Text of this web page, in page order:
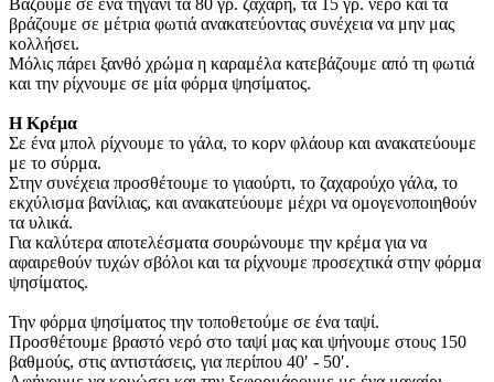
βράζουμε σε μέτρια φωτιά ανακατεύοντας συνέχεια να μην μας
κολλήσει.
Μόλις πάρει ξανθό χρώμα η καραμέλα κατεβάζουμε από τη φωτιά
και την ρίχνουμε σε μία φόρμα ψησίματος.
Η Κρέμα
Σε ένα μπολ ρίχνουμε το γάλα, το κορν φλάουρ και ανακατεύουμε
με το σύρμα.
Στην συνέχεια προσθέτουμε το γιαούρτι, το ζαχαρούχο γάλα, το
εκχύλισμα βανίλιας, και ανακατεύουμε μέχρι να ομογενοποιηθούν
τα υλικά.
Για καλύτερα αποτελέσματα σουρώνουμε την κρέμα για να
αφαιρεθούν τυχών σβόλοι και τα ρίχνουμε προσεχτικά στην φόρμα
ψησίματος.
Την φόρμα ψησίματος την τοποθετούμε σε ένα ταψί.
Προσθέτουμε βραστό νερό στο ταψί μας και ψήνουμε στους 150
βαθμούς, στις αντιστάσεις, για περίπου 40′ - 50′.